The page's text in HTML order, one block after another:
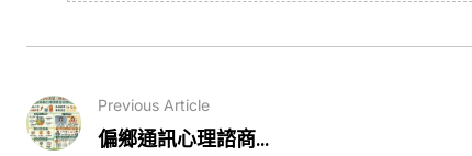
Previous Article
偏鄉通訊心理諮商...